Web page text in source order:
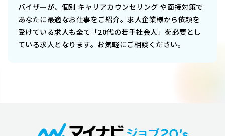
バイザーが、個別 キャリアカウンセリング や面接対策で
あなたに最適なお仕事をご紹介。求人企業様から依頼を
受けている求人も全て「20代の若手社会人」を必要とし
ている求人となります。お気軽にご相談ください。